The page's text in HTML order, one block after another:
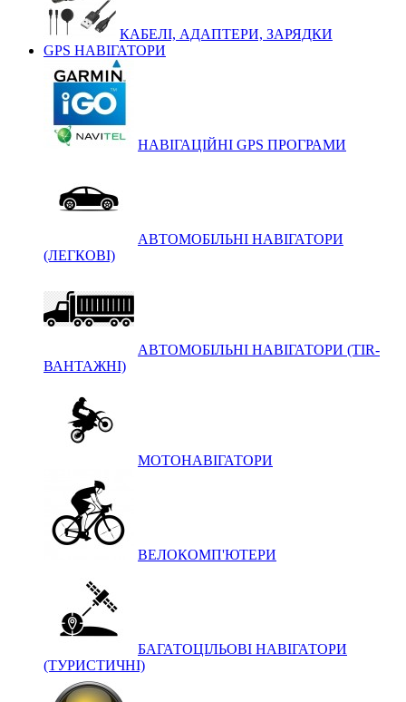
КАБЕЛІ, АДАПТЕРИ, ЗАРЯДКИ
GPS НАВІГАТОРИ
НАВІГАЦІЙНІ GPS ПРОГРАМИ
АВТОМОБІЛЬНІ НАВІГАТОРИ
(ЛЕГКОВІ)
АВТОМОБІЛЬНІ НАВІГАТОРИ (TIR-
ВАНТАЖНІ)
МОТОНАВІГАТОРИ
ВЕЛОКОМП'ЮТЕРИ
БАГАТОЦІЛЬОВІ НАВІГАТОРИ
(ТУРИСТИЧНІ)